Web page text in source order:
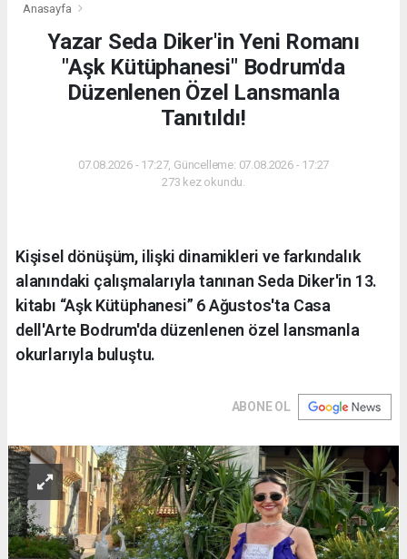
Anasayfa
Yazar Seda Diker'in Yeni Romanı
"Aşk Kütüphanesi" Bodrum'da
Düzenlenen Özel Lansmanla
Tanıtıldı!
07.08.2026 - 17:27, Güncelleme: 07.08.2026 - 17:27
273 kez okundu.
Kişisel dönüşüm, ilişki dinamikleri ve farkındalık
alanındaki çalışmalarıyla tanınan Seda Diker'in 13.
kitabı “Aşk Kütüphanesi” 6 Ağustos'ta Casa
dell'Arte Bodrum'da düzenlenen özel lansmanla
okurlarıyla buluştu.
ABONE OL